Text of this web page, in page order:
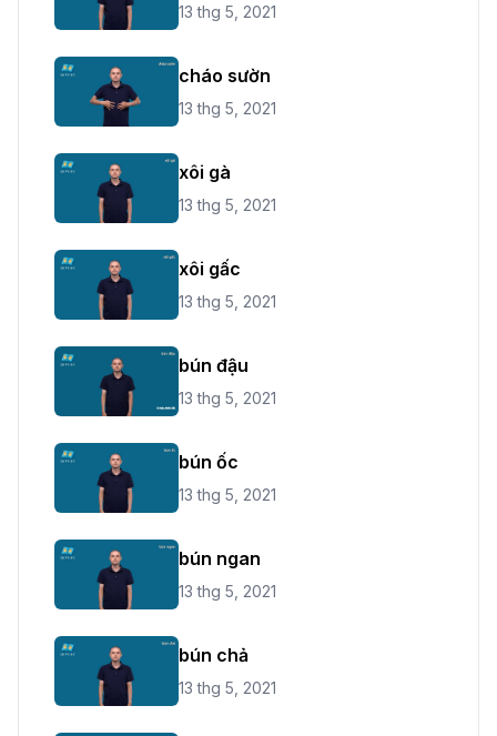
13 thg 5, 2021
cháo sườn
13 thg 5, 2021
xôi gà
13 thg 5, 2021
xôi gấc
13 thg 5, 2021
bún đậu
13 thg 5, 2021
bún ốc
13 thg 5, 2021
bún ngan
13 thg 5, 2021
bún chả
13 thg 5, 2021